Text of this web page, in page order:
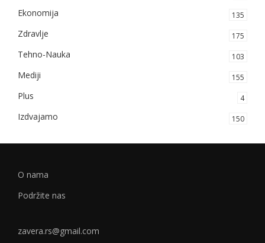
Ekonomija 135
Zdravlje 175
Tehno-Nauka 103
Mediji 155
Plus 4
Izdvajamo 150
O nama
Podržite nas
zavera.rs@gmail.com